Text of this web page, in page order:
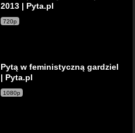
2013 | Pyta.pl
720p
Pytą w feministyczną gardziel
| Pyta.pl
1080p